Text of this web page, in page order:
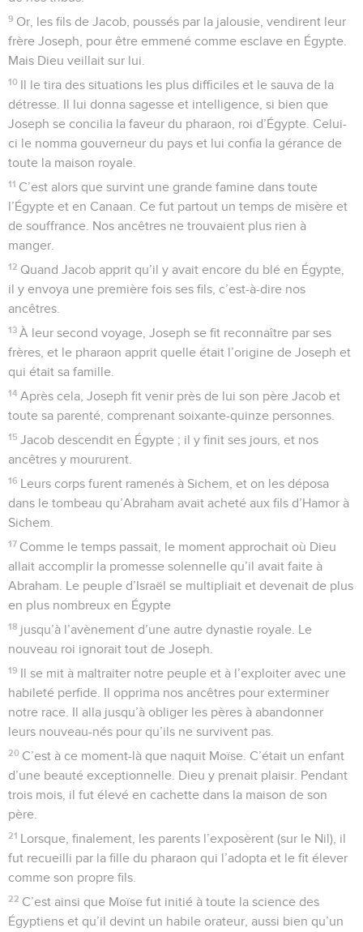
9 Or, les fils de Jacob, poussés par la jalousie, vendirent leur
frère Joseph, pour être emmené comme esclave en Égypte.
Mais Dieu veillait sur lui.
10 Il le tira des situations les plus difficiles et le sauva de la
détresse. Il lui donna sagesse et intelligence, si bien que
Joseph se concilia la faveur du pharaon, roi d’Égypte. Celui-
ci le nomma gouverneur du pays et lui confia la gérance de
toute la maison royale.
11 C’est alors que survint une grande famine dans toute
l’Égypte et en Canaan. Ce fut partout un temps de misère et
de souffrance. Nos ancêtres ne trouvaient plus rien à
manger.
12 Quand Jacob apprit qu’il y avait encore du blé en Égypte,
il y envoya une première fois ses fils, c’est-à-dire nos
ancêtres.
13 À leur second voyage, Joseph se fit reconnaître par ses
frères, et le pharaon apprit quelle était l’origine de Joseph et
qui était sa famille.
14 Après cela, Joseph fit venir près de lui son père Jacob et
toute sa parenté, comprenant soixante-quinze personnes.
15 Jacob descendit en Égypte ; il y finit ses jours, et nos
ancêtres y moururent.
16 Leurs corps furent ramenés à Sichem, et on les déposa
dans le tombeau qu’Abraham avait acheté aux fils d’Hamor à
Sichem.
17 Comme le temps passait, le moment approchait où Dieu
allait accomplir la promesse solennelle qu’il avait faite à
Abraham. Le peuple d’Israël se multipliait et devenait de plus
en plus nombreux en Égypte
18 jusqu’à l’avènement d’une autre dynastie royale. Le
nouveau roi ignorait tout de Joseph.
19 Il se mit à maltraiter notre peuple et à l’exploiter avec une
habileté perfide. Il opprima nos ancêtres pour exterminer
notre race. Il alla jusqu’à obliger les pères à abandonner
leurs nouveau-nés pour qu’ils ne survivent pas.
20 C’est à ce moment-là que naquit Moïse. C’était un enfant
d’une beauté exceptionnelle. Dieu y prenait plaisir. Pendant
trois mois, il fut élevé en cachette dans la maison de son
père.
21 Lorsque, finalement, les parents l’exposèrent (sur le Nil), il
fut recueilli par la fille du pharaon qui l’adopta et le fit élever
comme son propre fils.
22 C’est ainsi que Moïse fut initié à toute la science des
Égyptiens et qu’il devint un habile orateur, aussi bien qu’un